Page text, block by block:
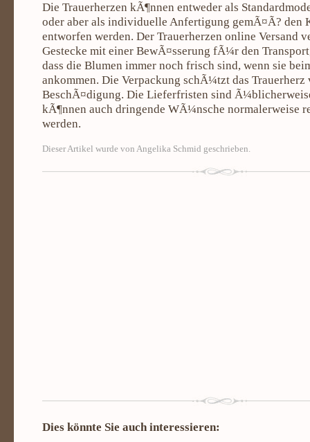
Die Trauerherzen kÃ¶nnen entweder als
oder aber als individuelle Anfertigung gemÃ¤Ã? den
entworfen werden. Der Trauerherzen online Versand
Gestecke mit einer BewÃ¤sserung fÃ¼r den
dass die Blumen immer noch frisch sind, wenn sie
ankommen. Die Verpackung schÃ¼tzt das Trauerherz
BeschÃ¤digung. Die Lieferfristen sind
kÃ¶nnen auch dringende WÃ¼nsche normalerweise
werden.
Dieser Artikel wurde von Angelika Schmid geschrieben.
Dies könnte Sie auch interessieren: